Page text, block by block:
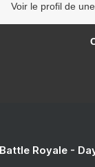
Voir le profil de
Royale -